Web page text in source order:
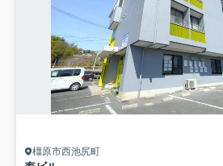
橿原市西池尻町